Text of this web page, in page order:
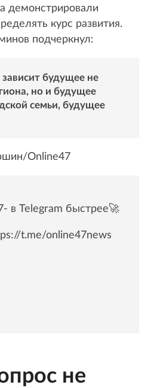
демонстрировали
курс развития.
подчеркнул:
будущее не
но и будущее
семьи, будущее
Online47
в Telegram быстрее🚀
t.me/online47news
не